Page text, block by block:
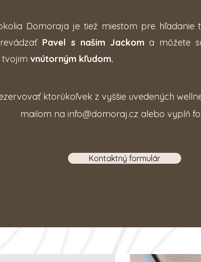
Domoraja je tiež miestom pre hľadanie
Pavel s našim Jackoma môžete
vnútorným kľudom.
ktorúkoľvek z vyššie uvedených
mailom na info@domoraj.cz alebo vyplň
Kontaktný formulár